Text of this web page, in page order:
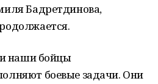
Бадретдинова,
наши бойцы
боевые задачи. Они